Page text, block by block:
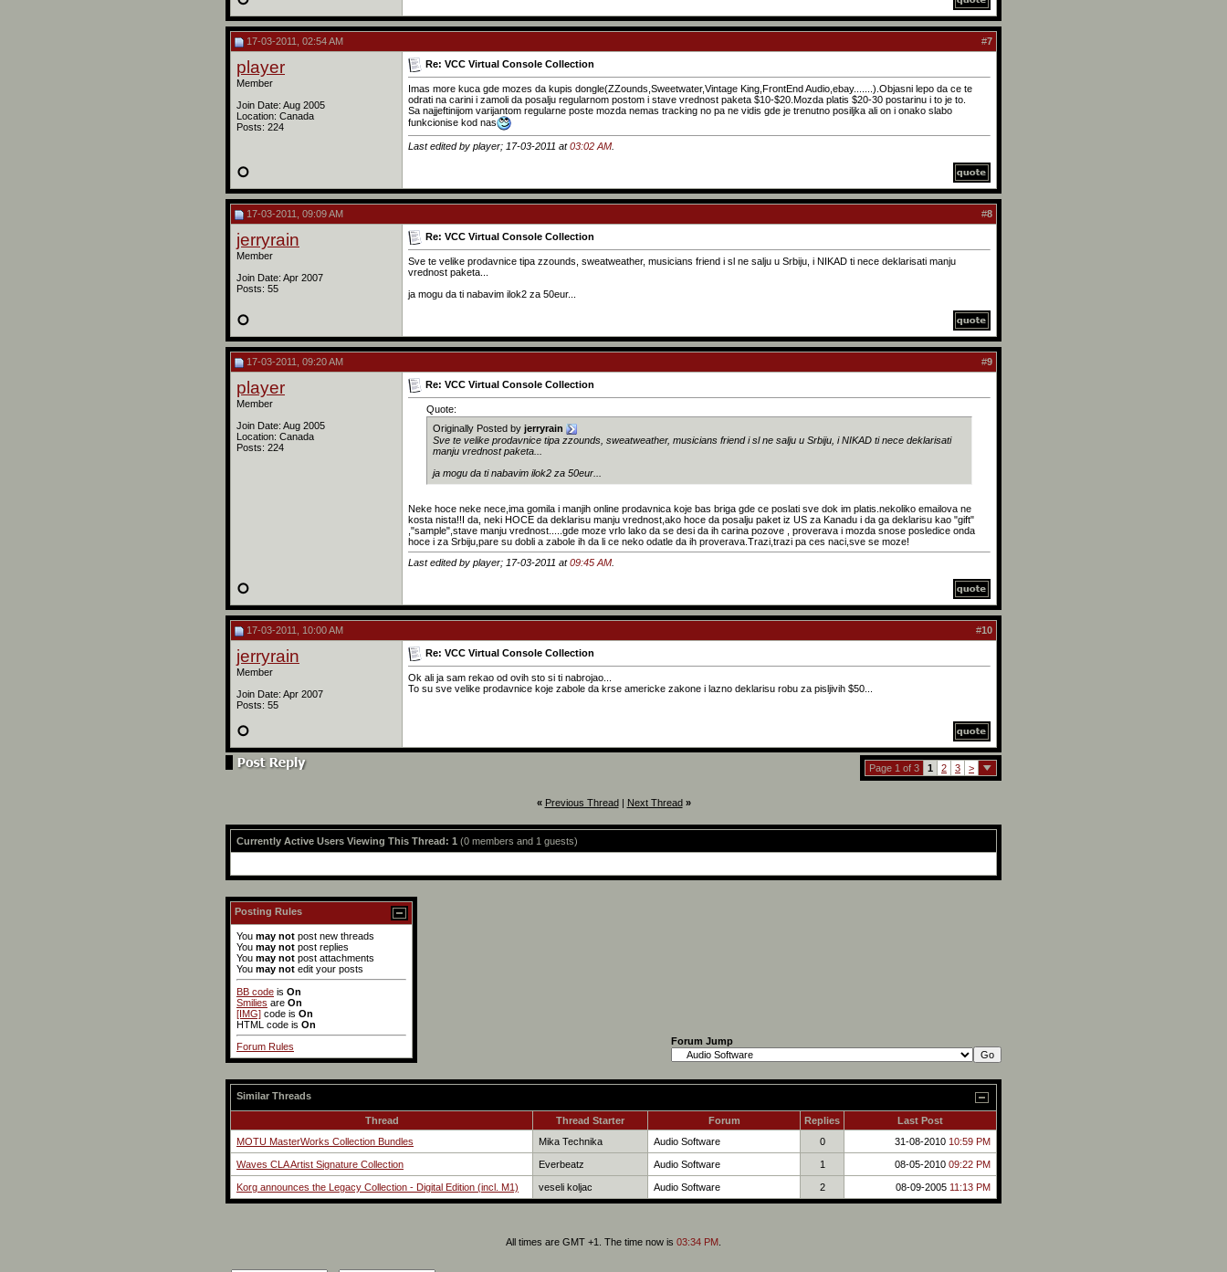
17-03-2011, 02:54 AM #7
player
Member
Join Date: Aug 2005
Location: Canada
Posts: 224
Re: VCC Virtual Console Collection
Imas more kuca gde mozes da kupis dongle(ZZounds,Sweetwater,Vintage King,FrontEnd Audio,ebay.......).Objasni lepo da ce te
odrati na carini i zamoli da posalju regularnom postom i stave vrednost paketa $10-$20.Mozda platis $20-30 postarinu i to je to.
Sa najjeftinijom varijantom regularne poste mozda nemas tracking no pa ne vidis gde je trenutno posiljka ali on i onako slabo
funkcionise kod nas
Last edited by player; 17-03-2011 at03:02 AM
17-03-2011, 09:09 AM #8
jerryrain
Member
Join Date: Apr 2007
Posts: 55
Re: VCC Virtual Console Collection
Sve te velike prodavnice tipa zzounds, sweatweather, musicians friend i sl ne salju u Srbiju, i NIKAD ti nece deklarisati manju
vrednost paketa...
ja mogu da ti nabavim ilok2 za 50eur...
17-03-2011, 09:20 AM #9
player
Member
Join Date: Aug 2005
Location: Canada
Posts: 224
Re: VCC Virtual Console Collection
Quote:
Originally Posted by jerryrain
Sve te velike prodavnice tipa zzounds, sweatweather, musicians friend i sl ne salju u Srbiju, i NIKAD ti nece deklarisati
manju vrednost paketa...
ja mogu da ti nabavim ilok2 za 50eur...
Neke hoce neke nece,ima gomila i manjih online prodavnica koje bas briga gde ce poslati sve dok im platis.nekoliko emailova ne
kosta nista!!I da, neki HOCE da deklarisu manju vrednost,ako hoce da posalju paket iz US za Kanadu i da ga deklarisu kao "gift"
,"sample",stave manju vrednost.....gde moze vrlo lako da se desi da ih carina pozove , proverava i mozda snose posledice onda
hoce i za Srbiju,pare su dobli a zabole ih da li ce neko odatle da ih proverava.Trazi,trazi pa ces naci,sve se moze!
Last edited by player; 17-03-2011 at09:45 AM
17-03-2011, 10:00 AM #10
jerryrain
Member
Join Date: Apr 2007
Posts: 55
Re: VCC Virtual Console Collection
Ok ali ja sam rekao od ovih sto si ti nabrojao...
To su sve velike prodavnice koje zabole da krse americke zakone i lazno deklarisu robu za pisljivih $50...
Page 1 of 3 1 2 3 >
« Previous Thread| Next Thread »
Currently Active Users Viewing This Thread: 1 (0 members and 1 guests)
Posting Rules
You may not post new threads
You may not post replies
You may not post attachments
You may not edit your posts
BB code is On
Smilies are On
[IMG] code is On
HTML code is On
Forum Rules
Forum Jump
Similar Threads
Thread Thread Starter Forum Replies
Last Post
MOTU MasterWorks Collection Bundles
Mika Technika Audio Software 0 31-08-2010 10:59 PM
Waves CLA Artist Signature Collection Everbeatz Audio Software 1 08-05-2010 09:22 PM
Korg announces the Legacy Collection - Digital Edition (incl. M1) veseli koljac Audio Software 2 08-09-2005 11:13 PM
All times are GMT +1. The time now is 03:34 PM